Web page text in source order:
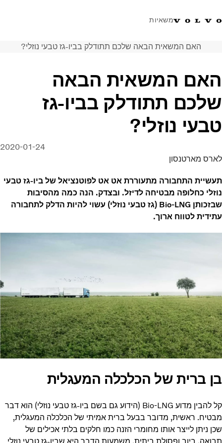
משאיות
ווטסאפהתחבר לאזור אישי ישראל
פתרונות הובלה
משאיות
שירות
מרכזי שירות
חדשות
צור קשר
האם המשאית הבאה שלכם תתודלק בביו-גז טבעי נוזלי?
האם המשאית הבאה
שלכם תתודלק בביו-גז
טבעי נוזלי?
2020-01-24
לארס מארטנסון
תעשיית התחבורה מתעוררת אט אט לפוטנציאל של ביו-גז טבעי
נוזלי כחלופה מבטיחה לדיזל. ובצדק. הנה כמה מהסיבות
שבזכותן Bio-LNG (גז טבעי נוזלי) עשוי להיות הדלק לתחבורה
עתידית לטווח ארוך.
בן ברית של הכלכלה המעגלית
קל להבין מדוע Bio-LNG (הידוע גם בשם ביו-גז טבעי נוזלי) הוא דבר
מבטיח. ראשית, מדובר בבעל ברית אמיתי של הכלכלה המעגלית,
שכן ניתן לייצר אותו מחומרי הזנה כמו חלקים בלתי אכילים של